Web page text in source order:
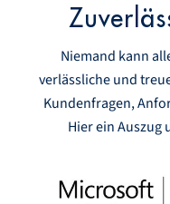
Niemand kann
verlässliche und
Kundenfragen,
Hier ein Auszug